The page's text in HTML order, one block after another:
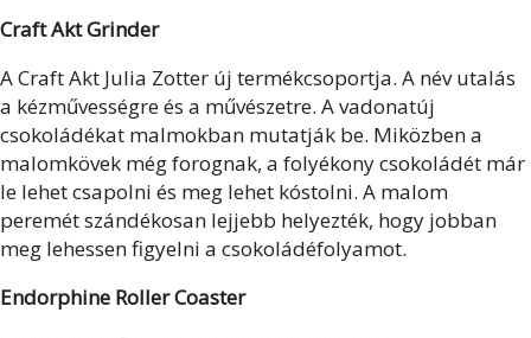
Craft Akt Grinder
A Craft Akt Julia Zotter új termékcsoportja. A név utalás
a kézművességre és a művészetre. A vadonatúj
csokoládékat malmokban mutatják be. Miközben a
malomkövek még forognak, a folyékony csokoládét már
le lehet csapolni és meg lehet kóstolni. A malom
peremét szándékosan lejjebb helyezték, hogy jobban
meg lehessen figyelni a csokoládéfolyamot.
Endorphine Roller Coaster